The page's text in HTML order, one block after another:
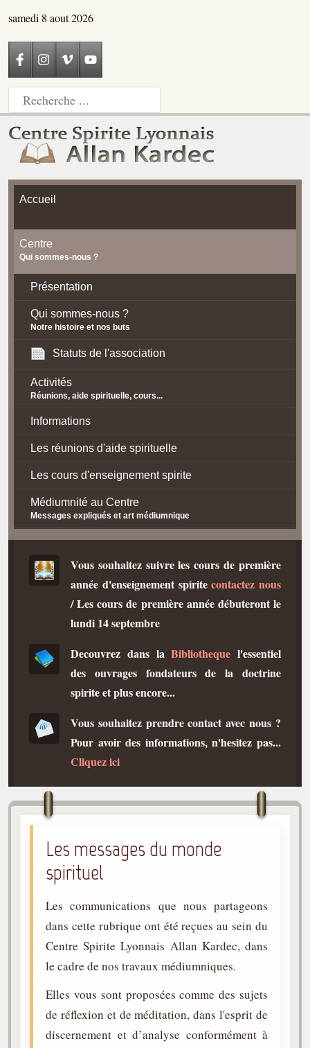
samedi 8 aout 2026
Accueil
Centre
Qui sommes-nous ?
Présentation
Qui sommes-nous ?
Notre histoire et nos buts
Statuts de l'association
Activités
Réunions, aide spirituelle, cours...
Informations
Les réunions d'aide spirituelle
Les cours d'enseignement spirite
Médiumnité au Centre
Messages expliqués et art médiumnique
Contact / Accès
Plan d'accès
Les bases du spiritisme
Historique
La doctrine d'Allan Kardec
But des manifestations spirites
Médiums
Les fondateurs
Allan Kardec
1804-1869
Léon Denis
1846-1927
Gabriel Delanne
1857-1926
Chico Xavier
1927-2025
Vous souhaitez suivre les cours de première
année d'enseignement spiritecontactez nous
/ Les cours de première année débuteront le
lundi 14 septembre
Decouvrez dans laBibliotheque l'essentiel
des ouvrages fondateurs de la doctrine
spirite et plus encore...
Vous souhaitez prendre contact avec nous ?
Pour avoir des informations, n'hesitez pas...
Cliquez ici
Les messages du monde
spirituel
Les communications que nous partageons
dans cette rubrique ont été reçues au sein du
Centre Spirite Lyonnais Allan Kardec, dans
le cadre de nos travaux médiumniques.
Elles vous sont proposées comme des sujets
de réflexion et de méditation, dans l'esprit de
discernement et d’analyse conformément à